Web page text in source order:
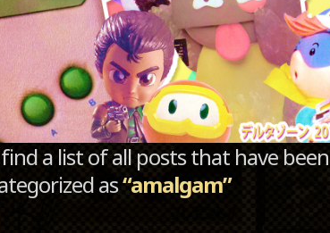
a list of all posts that have been
as“amalgam”